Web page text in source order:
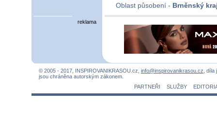
Oblast působení - Brněnský
reklama
© 2005 - 2017, INSPIROVANIKRASOU.cz, info@inspirovanikrasou.cz ,
jsou chráněna autorským zákonem.
PARTNEŘI
SLUŽBY